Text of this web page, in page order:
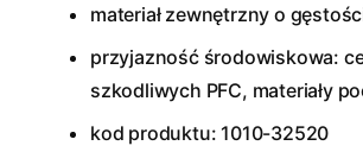
materiał zewnętrzny o
przyjazność środowiskowa:
szkodliwych PFC, materiały
kod produktu: 1010-32520